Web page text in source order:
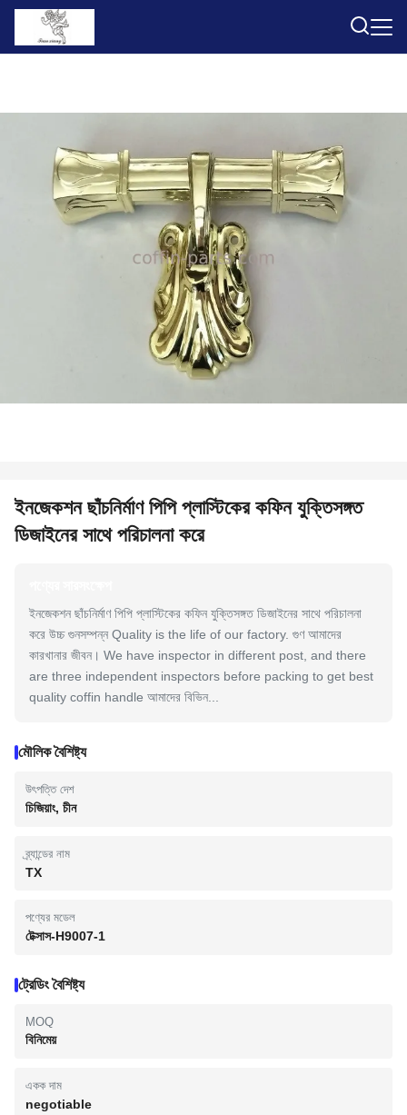
ইনজেকশন ছাঁচনির্মাণ পিপি প্লাস্টিকের কফিন যুক্তিসঙ্গত
ডিজাইনের সাথে পরিচালনা করে
ইনজেকশন ছাঁচনির্মাণ পিপি প্লাস্টিকের কফিন যুক্তিসঙ্গত ডিজাইনের সাথে পরিচালনা
করে উচ্চ গুনসম্পন্ন Quality is the life of our factory. গুণ আমাদের
কারখানার জীবন। We have inspector in different post, and there
are three independent inspectors before packing to get best
quality coffin handle আমাদের বিভিন...
মৌলিক বৈশিষ্ট্য
উৎপত্তি দেশ
চিজিয়াং, চীন
ব্র্যান্ডের নাম
TX
পণ্যের মডেল
টেক্সাস-H9007-1
ট্রেডিং বৈশিষ্ট্য
MOQ
বিনিমেয়
একক দাম
negotiable